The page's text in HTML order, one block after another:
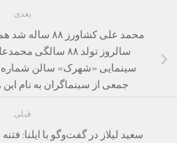
بعدی
محمد علی کشاورز‌
سالروز تولد ۸۸
جمعی از سینماگران به نام
قبلی